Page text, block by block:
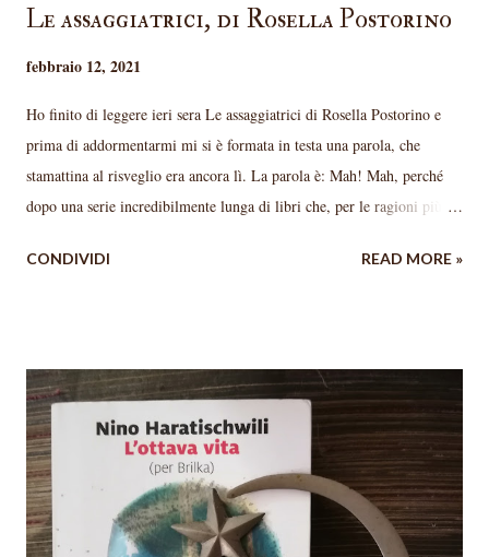
Le assaggiatrici, di Rosella Postorino
febbraio 12, 2021
Ho finito di leggere ieri sera Le assaggiatrici di Rosella Postorino e
prima di addormentarmi mi si è formata in testa una parola, che
stamattina al risveglio era ancora lì. La parola è: Mah! Mah, perché
dopo una serie incredibilmente lunga di libri che, per le ragioni più
da un bel po' che volevo leggerlo e forse, contrariamente al mio solito,
Postorino ha una prosa piacevole e fluida, la storia si segue benissimo
e i personaggi sono ben delineati. È un bel libro, ma mi aspettavo ben
di più da una storia curiosa e poco conosciuta come quella delle
assaggiatrici di Hitler. Il libro racconta le vicende di Rosa , che vive a
casa dei suoceri mentre il marito è in guerra in Russia e viene reclutata
come ass...
CONDIVIDI READ MORE »